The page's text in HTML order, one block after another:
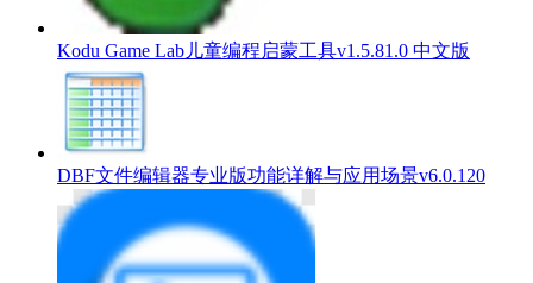
Kodu Game Lab儿童编程启蒙工具v1.5.81.0 中文版
DBF文件编辑器专业版功能详解与应用场景v6.0.120